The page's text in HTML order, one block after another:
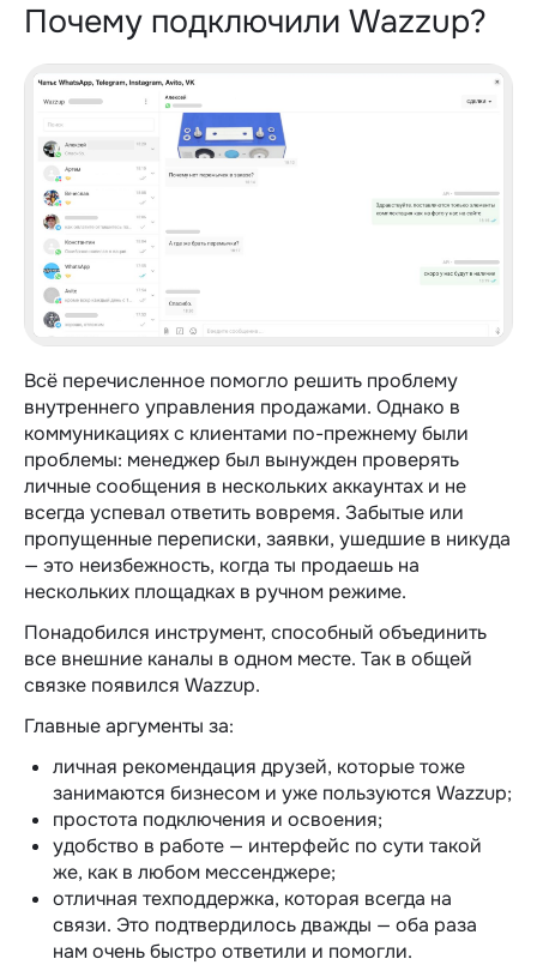
Почему подключили Wazzup?
Всё перечисленное помогло решить проблему
внутреннего управления продажами. Однако в
коммуникациях с клиентами по-прежнему были
проблемы: менеджер был вынужден проверять
личные сообщения в нескольких аккаунтах и не
всегда успевал ответить вовремя. Забытые или
пропущенные переписки, заявки, ушедшие в никуда
— это неизбежность, когда ты продаешь на
нескольких площадках в ручном режиме.
Понадобился инструмент, способный объединить
все внешние каналы в одном месте. Так в общей
связке появился Wazzup.
Главные аргументы за:
личная рекомендация друзей, которые тоже
занимаются бизнесом и уже пользуются Wazzup;
простота подключения и освоения;
удобство в работе — интерфейс по сути такой
же, как в любом мессенджере;
отличная техподдержка, которая всегда на
связи. Это подтвердилось дважды — оба раза
нам очень быстро ответили и помогли.